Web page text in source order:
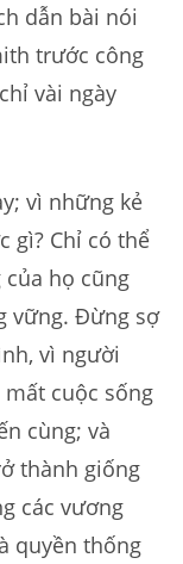
dẫn bài nói
trước công
vài ngày
vì những kẻ
gì? Chỉ có thể
của họ cũng
vững. Đừng sợ
vì người
cuộc sống
cùng; và
thành giống
các vương
quyền thống